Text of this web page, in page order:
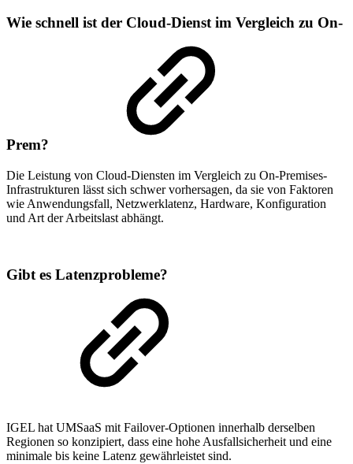
Wie schnell ist der Cloud-Dienst im Vergleich zu On-
Prem?
Die Leistung von Cloud-Diensten im Vergleich zu On-Premises-
Infrastrukturen lässt sich schwer vorhersagen, da sie von Faktoren
wie Anwendungsfall, Netzwerklatenz, Hardware, Konfiguration
und Art der Arbeitslast abhängt.
Gibt es Latenzprobleme?
IGEL hat UMSaaS mit Failover-Optionen innerhalb derselben
Regionen so konzipiert, dass eine hohe Ausfallsicherheit und eine
minimale bis keine Latenz gewährleistet sind.